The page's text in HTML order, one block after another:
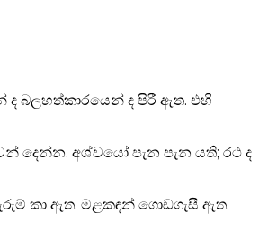
බලහත්කාරයෙන් ද පිරී ඇත. එහි
දෙන්න. අශ්වයෝ පැන පැන යති; රථ ද
කා ඇත. මළකඳන් ගො‍ඩගැසී ඇත.